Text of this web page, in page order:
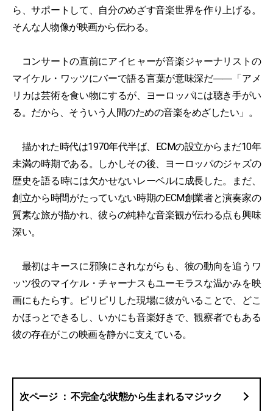
ら、サポートして、自分のめざす音楽世界を作り上げる。
そんな人物像が映画から伝わる。
コンサートの直前にアイヒャーが音楽ジャーナリストの
マイケル・ワッツにバーで語る言葉が意味深だ――「アメ
リカは芸術を食い物にするが、ヨーロッパには聴き手がい
る。だから、そういう人間のための音楽をめざしたい」。
描かれた時代は1970年代半ば、ECMの設立からまだ10年
未満の時期である。しかしその後、ヨーロッパのジャズの
歴史を語る時には欠かせないレーベルに成長した。まだ、
創立から時間がたっていない時期のECM創業者と演奏家の
質素な旅が描かれ、彼らの純粋な音楽観が伝わる点も興味
深い。
最初はキースに邪険にされながらも、彼の動向を追うワ
ッツ役のマイケル・チャーナスもユーモラスな温かみを映
画にもたらす。ピリピリした現場に彼がいることで、どこ
かほっとできるし、いかにも音楽好きで、観察者でもある
彼の存在がこの映画を静かに支えている。
不完全な状態から生まれるマジック